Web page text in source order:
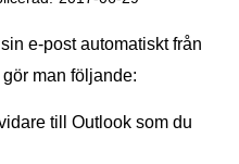
e-post automatiskt från
man följande:
till Outlook som du